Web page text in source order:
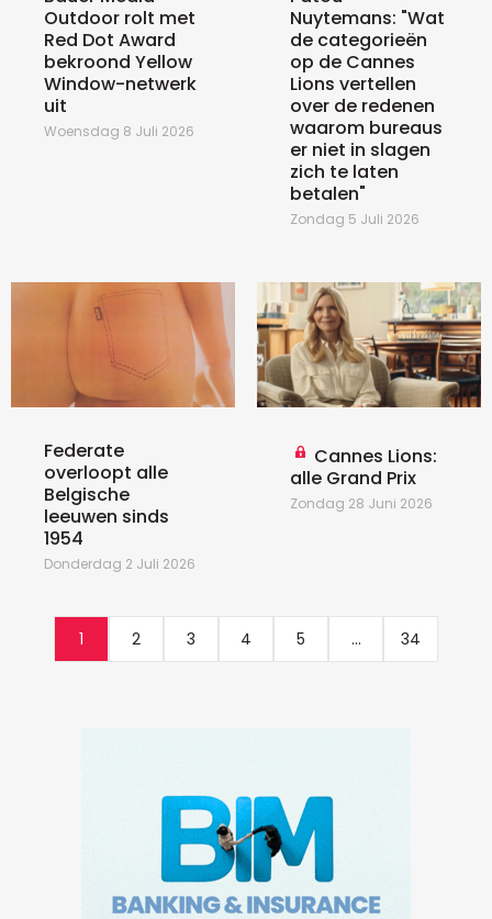
Outdoor rolt met
Red Dot Award
bekroond Yellow
Window-netwerk
uit
Woensdag 8 Juli 2026
Nuytemans: "Wat
de categorieën
op de Cannes
Lions vertellen
over de redenen
waarom bureaus
er niet in slagen
zich te laten
betalen"
Zondag 5 Juli 2026
Federate
overloopt alle
Belgische
leeuwen sinds
1954
Donderdag 2 Juli 2026
Cannes Lions:
alle Grand Prix
Zondag 28 Juni 2026
1 2 3 4 5 ... 34